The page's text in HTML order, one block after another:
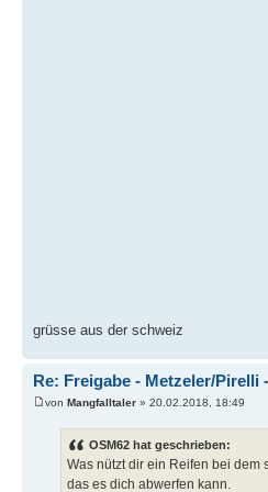
grüsse aus der schweiz
Re: Freigabe - Metzeler/Pirelli
von Mangfalltaler » 20.02.2018, 18:49
OSM62 hat geschrieben:
Was nützt dir ein Reifen bei dem
das es dich abwerfen kann.